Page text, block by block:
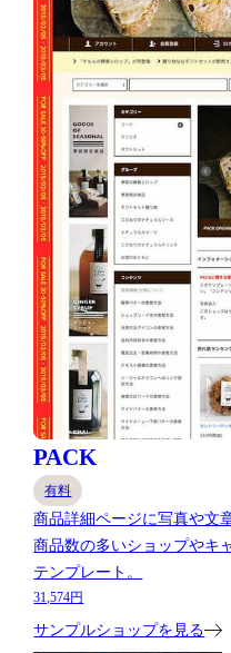
PACK
有料
商品詳細ページに写真や文
商品数の多いショップやキ
テンプレート。
31,574円
サンプルショップを見る